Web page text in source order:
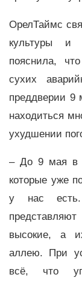
ОрелТаймс
культуры и
пояснила,
сухих
преддверии 9
находиться
ухудшении
– До 9 мая в
которые уже
у нас
высокие, а
аллею. При
всё, что